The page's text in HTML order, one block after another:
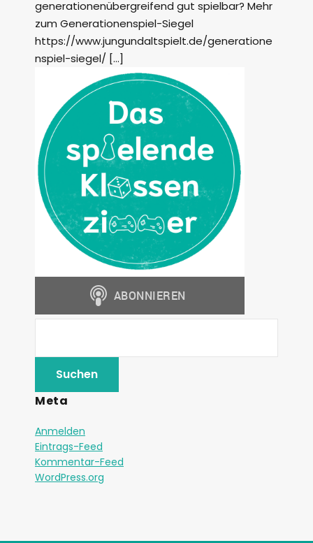
generationenübergreifend gut spielbar? Mehr
zum Generationenspiel-Siegel
https://www.jungundaltspielt.de/generatione
nspiel-siegel/ […]
Meta
Anmelden
Eintrags-Feed
Kommentar-Feed
WordPress.org